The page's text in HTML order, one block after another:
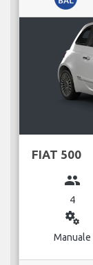
FIAT 500
group
4
miscellaneous_services
Manuale